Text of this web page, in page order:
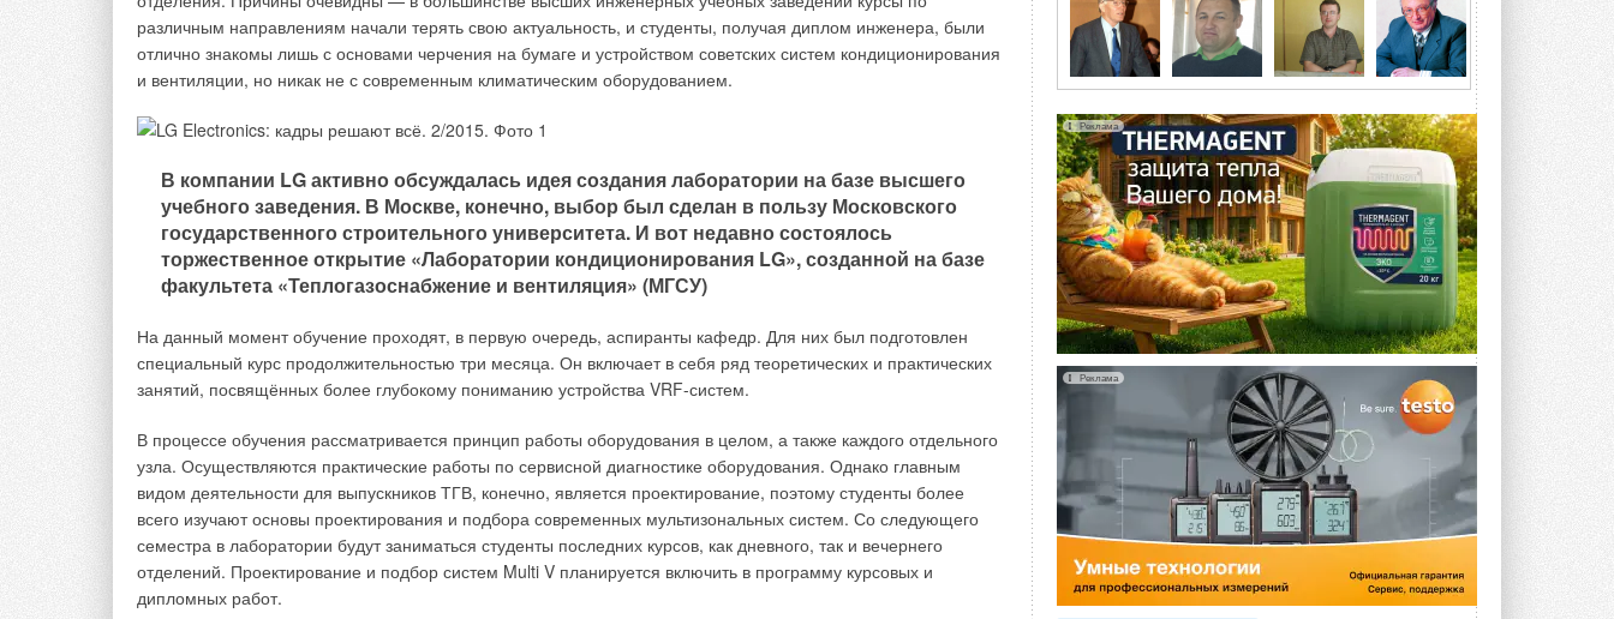
различным направлениям начали терять свою актуальность, и студенты, получая диплом инженера, были
отлично знакомы лишь с основами черчения на бумаге и устройством советских систем кондиционирования
и вентиляции, но никак не с современным климатическим оборудованием.
В компании LG активно обсуждалась идея создания лаборатории на базе высшего
учебного заведения. В Москве, конечно, выбор был сделан в пользу Московского
государственного строительного университета. И вот недавно состоялось
торжественное открытие «Лаборатории кондиционирования LG», созданной на базе
факультета «Теплогазоснабжение и вентиляция» (МГСУ)
На данный момент обучение проходят, в первую очередь, аспиранты кафедр. Для них был подготовлен
специальный курс продолжительностью три месяца. Он включает в себя ряд теоретических и практических
занятий, посвящённых более глубокому пониманию устройства VRF-систем.
В процессе обучения рассматривается принцип работы оборудования в целом, а также каждого отдельного
узла. Осуществляются практические работы по сервисной диагностике оборудования. Однако главным
видом деятельности для выпускников ТГВ, конечно, является проектирование, поэтому студенты более
всего изучают основы проектирования и подбора современных мультизональных систем. Со следующего
семестра в лаборатории будут заниматься студенты последних курсов, как дневного, так и вечернего
отделений. Проектирование и подбор систем Multi V планируется включить в программу курсовых и
дипломных работ.
4 АВГУСТА 2026
Тепловые насосы в связке с
солнечной генерацией и
потребление на 60%
Исследователи из Италии установили ...
4 АВГУСТА 2026
«РУСКЛИМАТ Fest 2026» в Уфе
собрал свыше 700 профи
климатической отрасли
Организатором выступил торгово-
производственный холдинг ...
3 АВГУСТА 2026
«Датарк» испытал модульный
ЦОД с плотностью 54 кВт на
стойку
Испытания прошли на собственной
производственной площадке и были ...
3 АВГУСТА 2026
Samsung выпускает VRF-
систему DVM на R32
Линейка включает семь типоразмеров
производительностью от 22,4 до 56 кВт.
Суммарная длина трубопроводов ...
3 АВГУСТА 2026
Реклама
Реклама
1. Предотвращают выброс в помещение лаборатории опасных и ядовитых смесей.
2. Предотвращают изменения в атмосфере, которые могут повлечь за собой возгорание или даже
взрыв.
выделений от больных людей.
В то время как защита от вредных частиц обеспечивается особой конструкцией вытяжного шкафа, для
требований для лабораторий, на сегодняшний день системы по контролю и регулированию расхода воздуха
полностью охватывают общие стратегии управления.
решений. Система управления сочетает в себе функции регулирования расхода воздуха и контроля
энергетических затрат и предполагает индивидуальные подходы в осуществлении управления:
1. Управление расходом воздуха в помещении.Воздушные системы управления контролируют и
приводят в баланс объём воздуха во всех режимах работы вытяжных шкафов и помещения. Стабильный
контроль необходим для достижения точных значений объёма и расхода воздуха. Более того,
установленные значения должны быстро достигаться и поддерживаться на заданных режимах.